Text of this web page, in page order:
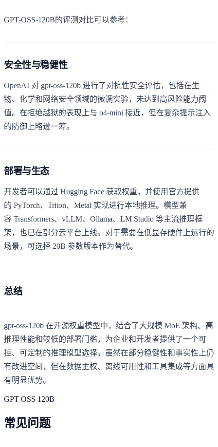
GPT-OSS-120B的评测对比可以参考：
安全性与稳健性
OpenAI 对 gpt-oss-120b 进行了对抗性安全评估，包括在生
物、化学和网络安全领域的微调实验，未达到高风险能力阈
值。在拒绝越狱的表现上与 o4-mini 接近，但在复杂提示注入
的防御上略逊一筹。
部署与生态
开发者可以通过 Hugging Face 获取权重，并使用官方提供
的 PyTorch、Triton、Metal 实现进行本地推理。模型兼
容 Transformers、vLLM、Ollama、LM Studio 等主流推理框
架，也已在部分云平台上线。对于需要在低显存硬件上运行的
场景，可选择 20B 参数版本作为替代。
总结
gpt-oss-120b 在开源权重模型中，结合了大规模 MoE 架构、高
推理性能和较低的部署门槛，为企业和开发者提供了一个可
控、可定制的推理模型选择。虽然在部分稳健性和事实性上仍
有改进空间，但在数据主权、离线可用性和工具集成等方面具
有明显优势。
GPT OSS 120B
常见问题